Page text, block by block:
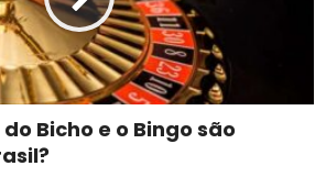
Bicho e o Bingo são